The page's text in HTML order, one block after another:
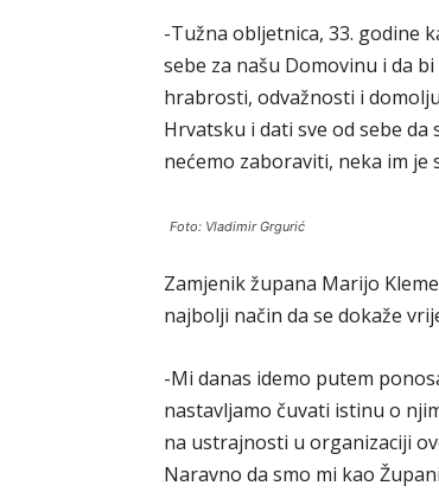
-Tužna obljetnica, 33. godine
sebe za našu Domovinu i da
hrabrosti, odvažnosti i
Hrvatsku i dati sve od sebe
nećemo zaboraviti, neka im je
Foto: Vladimir Grgurić
Zamjenik župana Marijo
najbolji način da se dokaže
-Mi danas idemo putem
nastavljamo čuvati istinu o
na ustrajnosti u organizaciji
Naravno da smo mi kao